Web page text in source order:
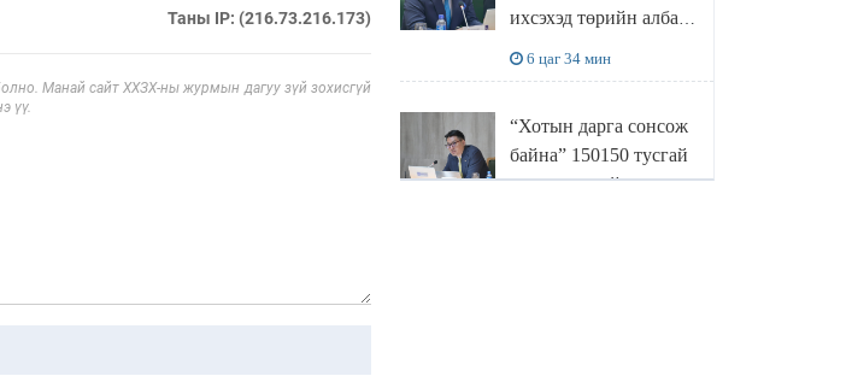
Таны IP: (216.73.216.173)
Манай сайт ХХЗХ-ны журмын дагуу зүй зохисгүй
үү.
ихсэхэд төрийн албан
6 цаг 34 мин
“Хотын дарга сонсож
байна” 150150 тусгай
дугаарыг наймдугаар